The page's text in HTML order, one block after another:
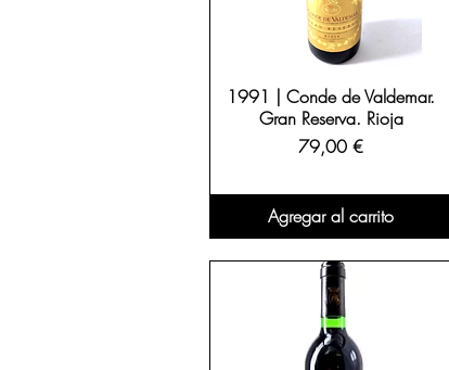
1991 | Conde de Valdemar.
Gran Reserva. Rioja
Precio
79,00 €
Agregar al carrito